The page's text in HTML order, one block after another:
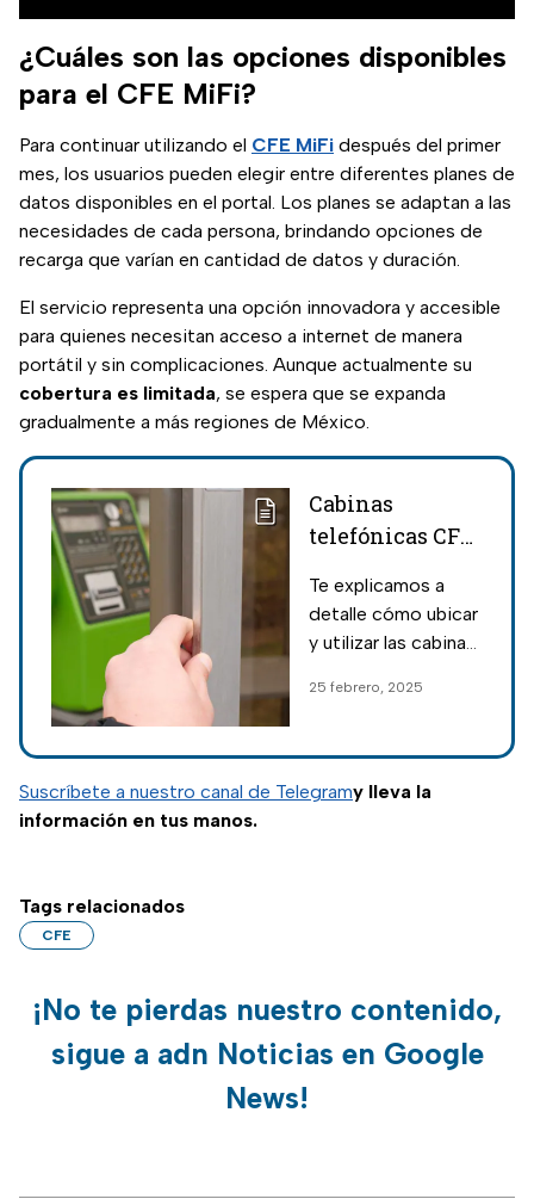
¿Cuáles son las opciones disponibles
para el CFE MiFi?
Para continuar utilizando el CFE MiFi después del primer
mes, los usuarios pueden elegir entre diferentes planes de
datos disponibles en el portal. Los planes se adaptan a las
necesidades de cada persona, brindando opciones de
recarga que varían en cantidad de datos y duración.
El servicio representa una opción innovadora y accesible
para quienes necesitan acceso a internet de manera
portátil y sin complicaciones. Aunque actualmente su
cobertura es limitada, se espera que se expanda
gradualmente a más regiones de México.
Cabinas
telefónicas CFE:
cómo hacer
llamadas gratis
Te explicamos a
detalle cómo ubicar
y utilizar las cabinas
permiten realizar
México, Estados
Unidos y Canadá.
25 febrero, 2025
Suscríbete a nuestro canal de Telegramy lleva la
información en tus manos.
Tags relacionados
CFE
¡No te pierdas nuestro contenido,
sigue a adn Noticias en Google
News!